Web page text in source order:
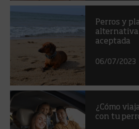
Perros y
alternativa
aceptada
06/07/2023
¿Cómo
con tu